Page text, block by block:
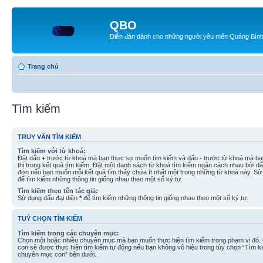
QBO
Diễn đàn dành cho những người yêu mến Quảng Bình
Trang chủ
Tìm kiếm
TRUY VẤN TÌM KIẾM
Tìm kiếm với từ khoá:
Đặt dấu + trước từ khoá mà bạn thực sự muốn tìm kiếm và dấu - trước từ khoá mà
thị trong kết quả tìm kiếm. Đặt một danh sách từ khoá tìm kiếm ngăn cách nhau bởi
đơn nếu bạn muốn mỗi kết quả tìm thấy chứa ít nhất một trong những từ khoá này.
để tìm kiếm những thông tin giống nhau theo một số ký tự.
Tìm kiếm theo tên tác giả:
Sử dụng dấu đại diện * để tìm kiếm những thông tin giống nhau theo một số ký tự.
TUỲ CHỌN TÌM KIẾM
Tìm kiếm trong các chuyên mục:
Chọn một hoặc nhiều chuyên mục mà bạn muốn thực hiện tìm kiếm trong phạm vi
con sẽ được thực hiện tìm kiếm tự động nếu bạn không vô hiệu trong tùy chọn “Tìm
chuyên mục con” bên dưới.